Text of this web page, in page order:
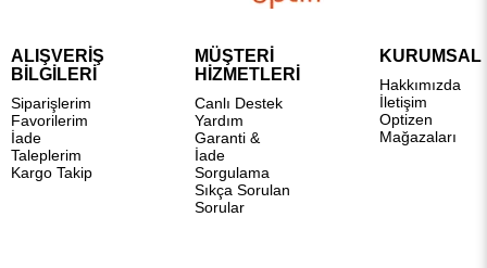
ALIŞVERİŞ
BİLGİLERİ
Siparişlerim
Favorilerim
İade
Taleplerim
Kargo Takip
MÜŞTERİ
HİZMETLERİ
Canlı Destek
Yardım
Garanti &
İade
Sorgulama
Sıkça Sorulan
Sorular
KURUMSAL
Hakkımızda
İletişim
Optizen
Mağazaları